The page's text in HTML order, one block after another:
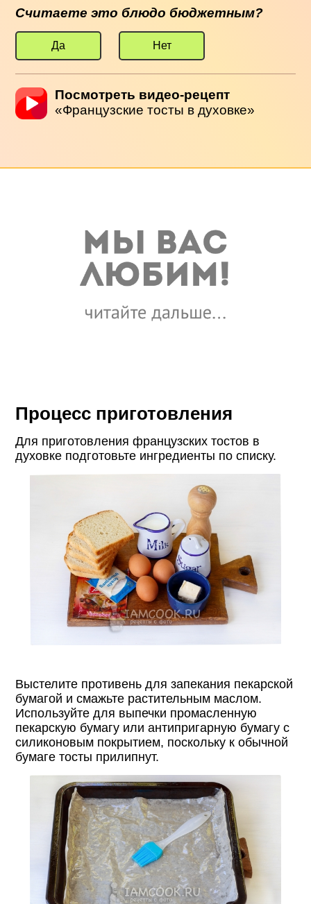
Считаете это блюдо бюджетным?
Да Нет
Посмотреть видео-рецепт
«Французские тосты в духовке»
Процесс приготовления
Для приготовления французских тостов в
духовке подготовьте ингредиенты по списку.
Выстелите противень для запекания пекарской
бумагой и смажьте растительным маслом.
Используйте для выпечки промасленную
пекарскую бумагу или антипригарную бумагу с
силиконовым покрытием, поскольку к обычной
бумаге тосты прилипнут.